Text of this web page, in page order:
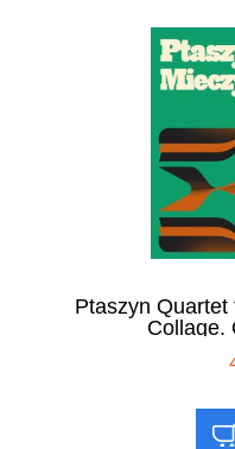
Ptaszyn Quartet
Collage.